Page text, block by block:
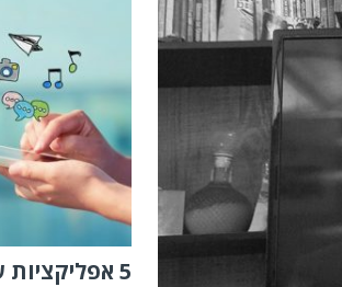
5 אפליקציות שאתם חייבים ב2020